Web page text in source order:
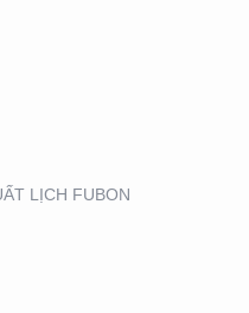
LỊCH FUBON